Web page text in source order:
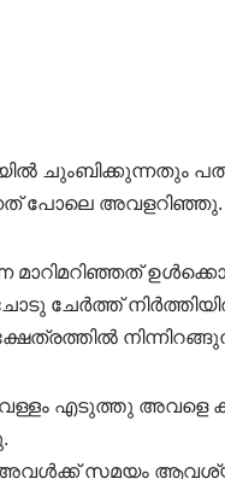
ചുംബിക്കുന്നതും
പോലെ അവളറിഞ്ഞു.
മാറിമറിഞ്ഞത്
ചേർത്ത്
എടുത്തു അവളെ
അവൾക്ക് സമയം